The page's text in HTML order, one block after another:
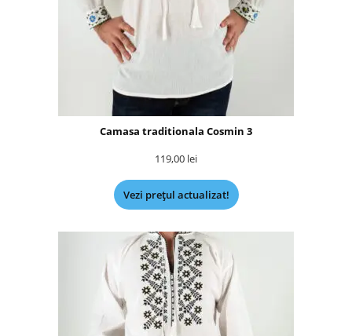
Camasa traditionala Cosmin 3
119,00 lei
Vezi prețul actualizat!